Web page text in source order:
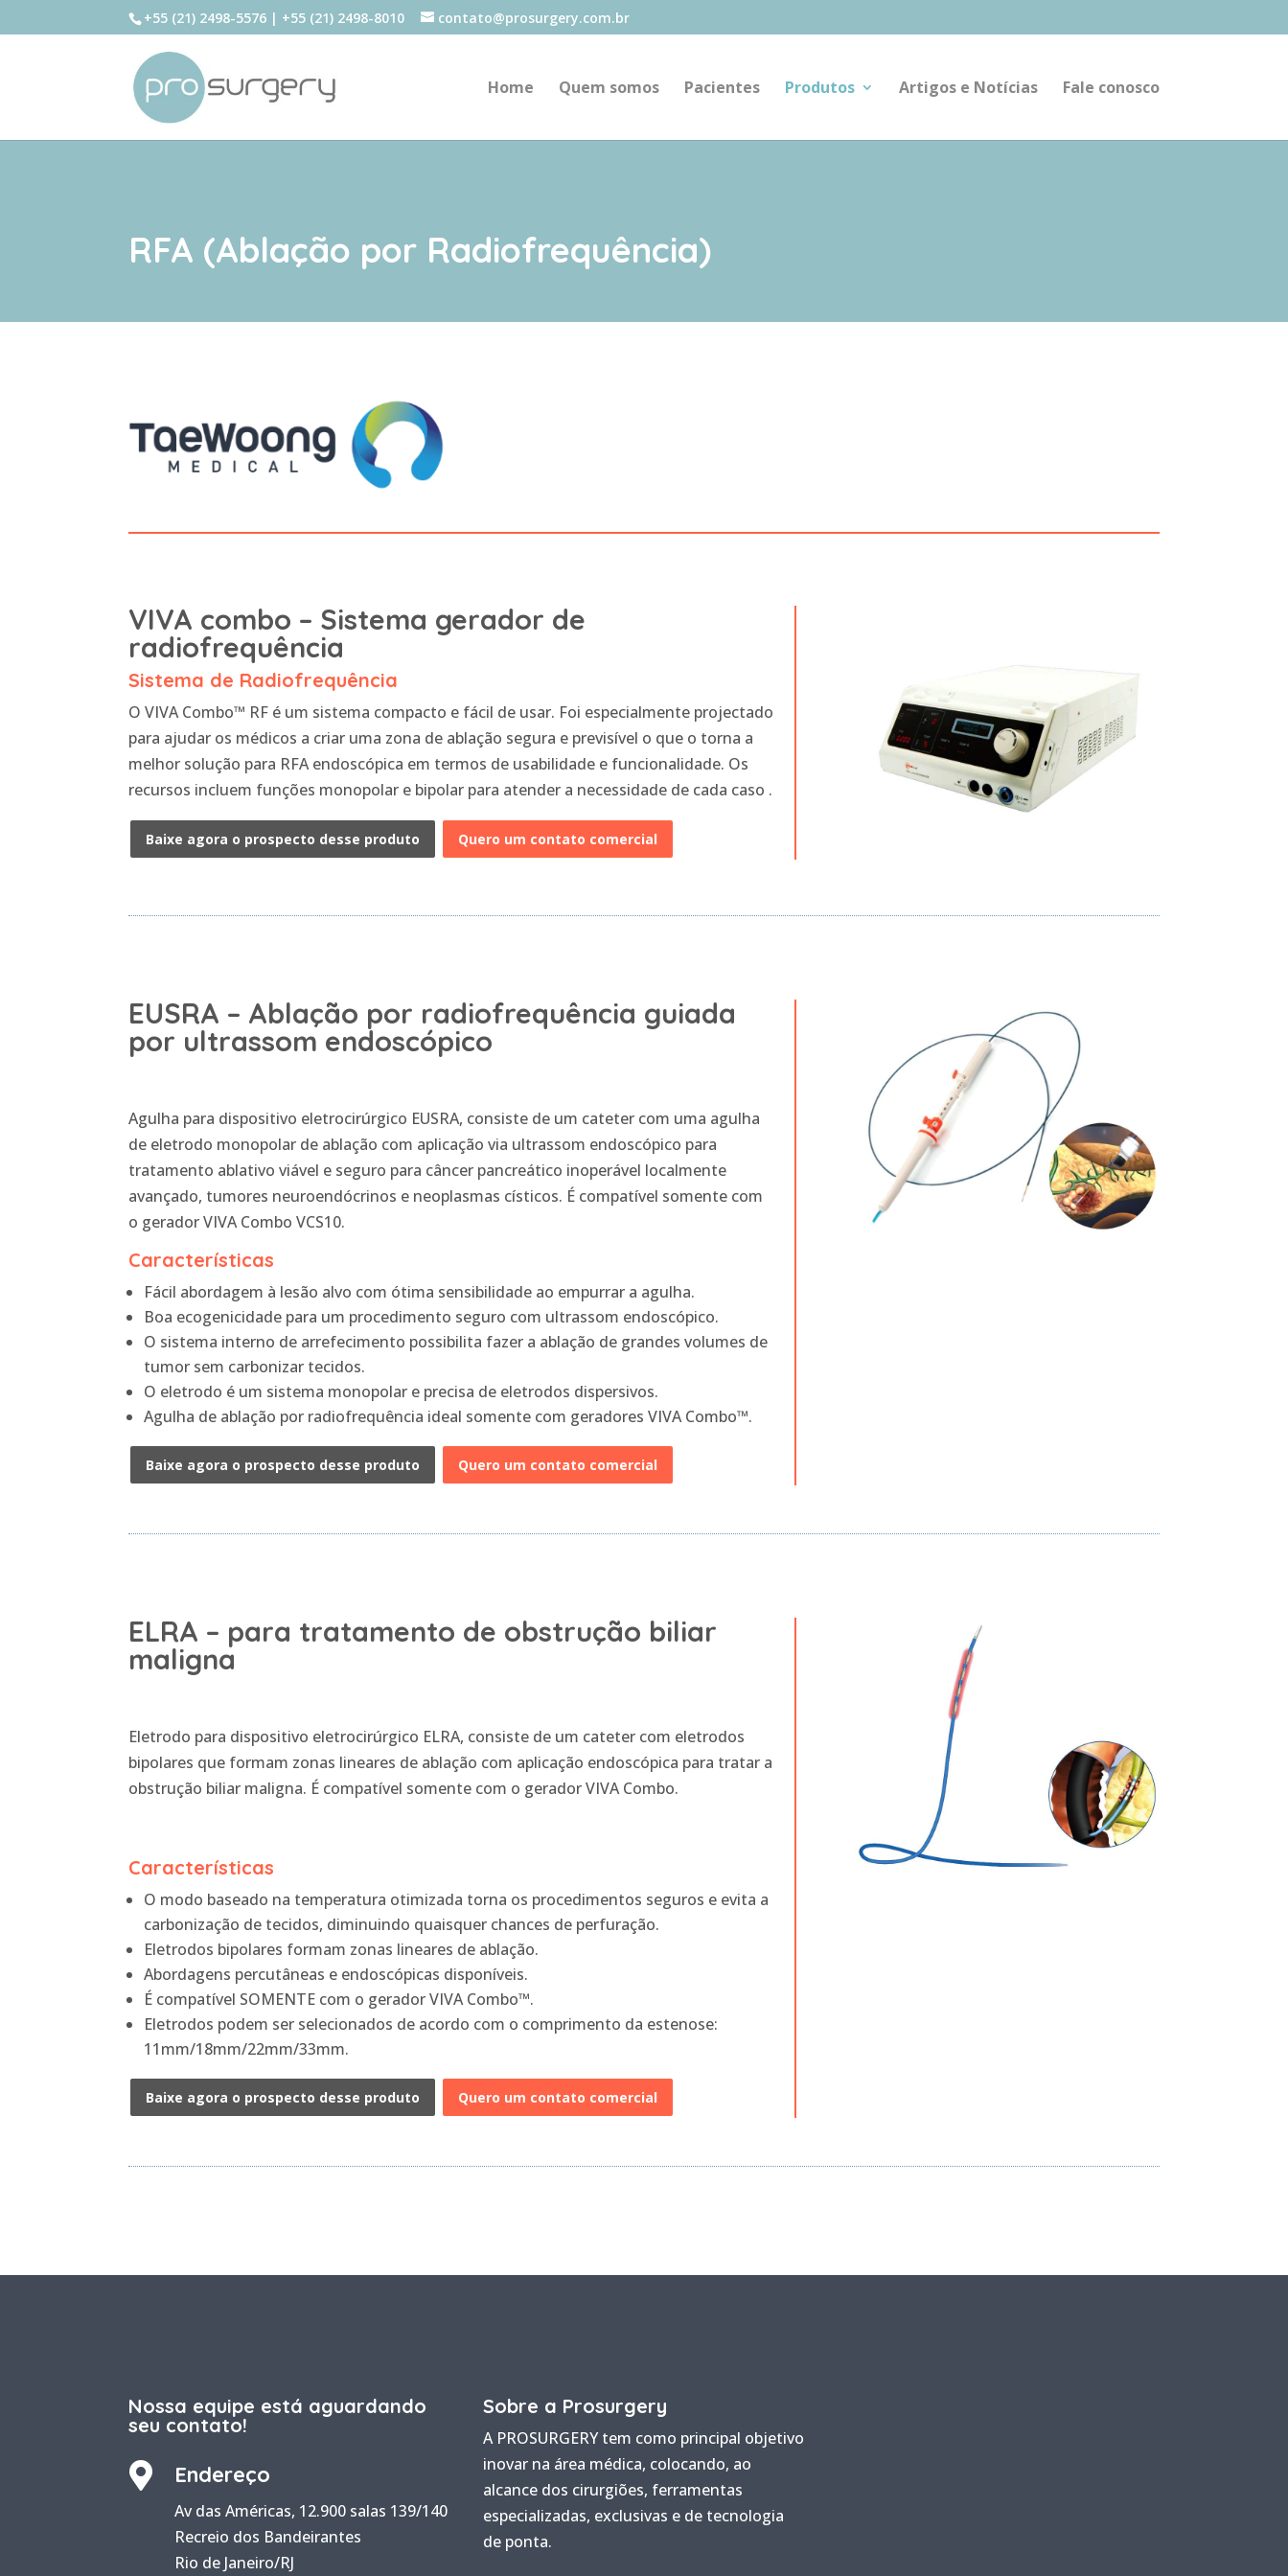
+55 (21) 2498-5576 | +55 (21) 2498-8010 contato@prosurgery.com.br
Home Quem somos Pacientes Produtos Artigos e Notícias Fale conosco
RFA (Ablação por Radiofrequência)
VIVA combo – Sistema gerador de
radiofrequência
Sistema de Radiofrequência
O VIVA Combo™ RF é um sistema compacto e fácil de usar. Foi especialmente projectado
para ajudar os médicos a criar uma zona de ablação segura e previsível o que o torna a
melhor solução para RFA endoscópica em termos de usabilidade e funcionalidade. Os
recursos incluem funções monopolar e bipolar para atender a necessidade de cada caso .
Baixe agora o prospecto desse produto Quero um contato comercial
EUSRA – Ablação por radiofrequência guiada
por ultrassom endoscópico
Agulha para dispositivo eletrocirúrgico EUSRA, consiste de um cateter com uma agulha
de eletrodo monopolar de ablação com aplicação via ultrassom endoscópico para
tratamento ablativo viável e seguro para câncer pancreático inoperável localmente
avançado, tumores neuroendócrinos e neoplasmas císticos. É compatível somente com
o gerador VIVA Combo VCS10.
Características
Fácil abordagem à lesão alvo com ótima sensibilidade ao empurrar a agulha.
Boa ecogenicidade para um procedimento seguro com ultrassom endoscópico.
O sistema interno de arrefecimento possibilita fazer a ablação de grandes volumes de
tumor sem carbonizar tecidos.
O eletrodo é um sistema monopolar e precisa de eletrodos dispersivos.
Agulha de ablação por radiofrequência ideal somente com geradores VIVA Combo™.
Baixe agora o prospecto desse produto Quero um contato comercial
ELRA – para tratamento de obstrução biliar
maligna
Eletrodo para dispositivo eletrocirúrgico ELRA, consiste de um cateter com eletrodos
bipolares que formam zonas lineares de ablação com aplicação endoscópica para tratar a
obstrução biliar maligna. É compatível somente com o gerador VIVA Combo.
Características
O modo baseado na temperatura otimizada torna os procedimentos seguros e evita a
carbonização de tecidos, diminuindo quaisquer chances de perfuração.
Eletrodos bipolares formam zonas lineares de ablação.
Abordagens percutâneas e endoscópicas disponíveis.
É compatível SOMENTE com o gerador VIVA Combo™.
Eletrodos podem ser selecionados de acordo com o comprimento da estenose:
11mm/18mm/22mm/33mm.
Baixe agora o prospecto desse produto Quero um contato comercial
Nossa equipe está aguardando
seu contato!
 Endereço
Av das Américas, 12.900 salas 139/140
Recreio dos Bandeirantes
Rio de Janeiro/RJ
Sobre a Prosurgery
A PROSURGERY tem como principal objetivo
inovar na área médica, colocando, ao
alcance dos cirurgiões, ferramentas
especializadas, exclusivas e de tecnologia
de ponta.